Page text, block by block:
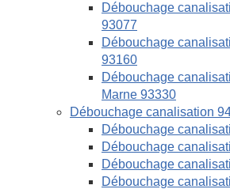
Débouchage
93077
Débouchage
93160
Débouchage
Marne 93330
Débouchage canalisation
Débouchage
Débouchage
Débouchage
Débouchage